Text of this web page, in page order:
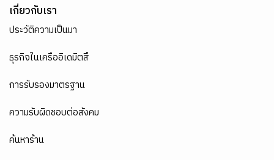
เกี่ยวกับเรา
ประวัติความเป็นมา
ธุรกิจในเครืออิเดมิตสึ
การรับรองมาตรฐาน
ความรับผิดชอบต่อสังคม
ค้นหาร้าน